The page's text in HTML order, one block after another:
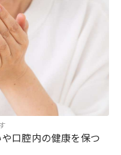
口腔内の健康を保つ